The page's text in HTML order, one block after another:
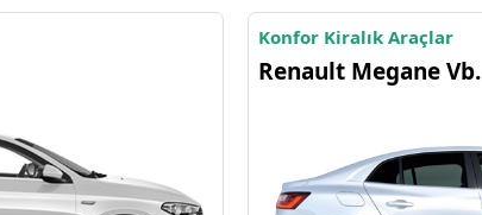
Konfor Kiralık Araçlar
Renault Megane Vb.